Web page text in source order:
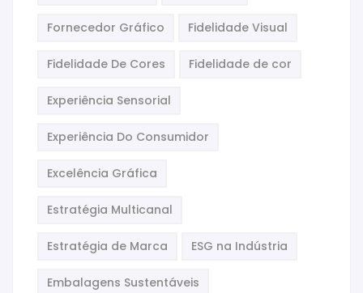
Fornecedor Gráfico Fidelidade Visual
Fidelidade De Cores Fidelidade de cor
Experiência Sensorial
Experiência Do Consumidor
Excelência Gráfica
Estratégia Multicanal
Estratégia de Marca ESG na Indústria
Embalagens Sustentáveis